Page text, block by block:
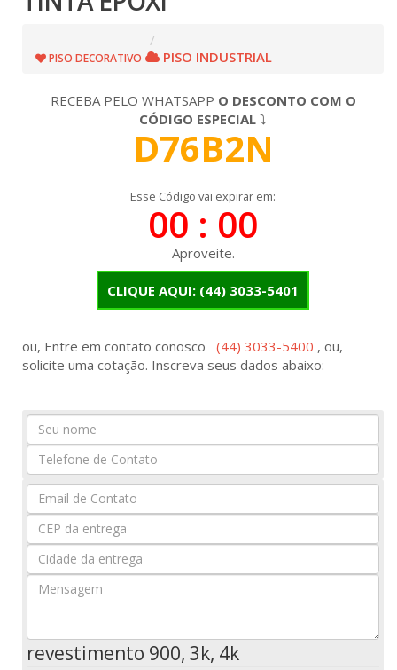
PISO DECORATIVO PISO INDUSTRIAL
RECEBA PELO WHATSAPP O DESCONTO COM O
CÓDIGO ESPECIAL ⤵
D76B2N
Esse Código vai expirar em:
00 : 00
Aproveite.
CLIQUE AQUI: (44) 3033-5401
ou, Entre em contato conosco (44) 3033-5400 , ou,
solicite uma cotação. Inscreva seus dados abaixo:
Seu
Nome
Seu
Email
revestimento 900, 3k, 4k